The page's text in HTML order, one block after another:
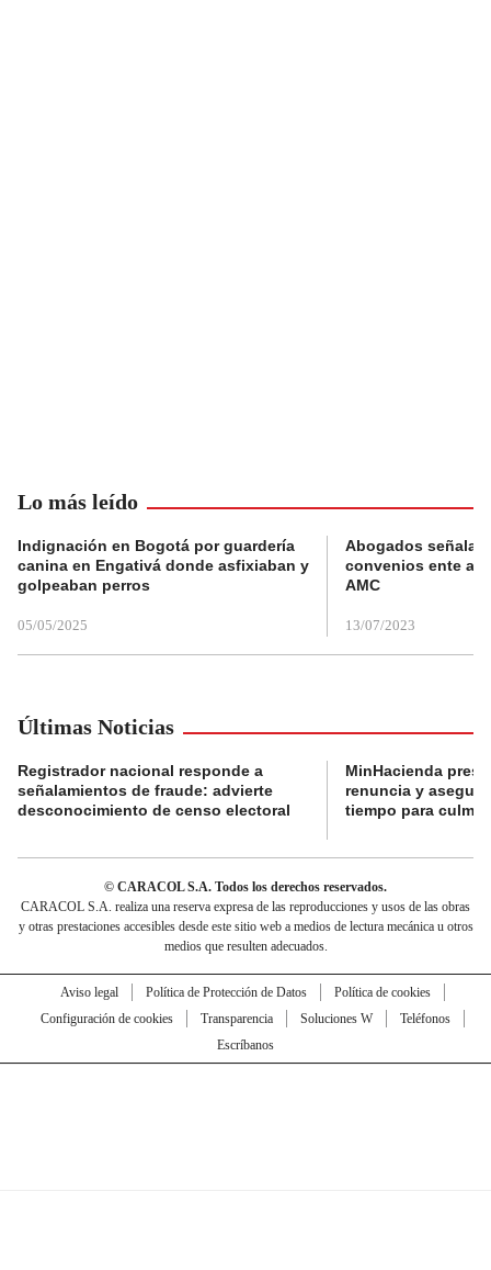
Lo más leído
Indignación en Bogotá por guardería
canina en Engativá donde asfixiaban y
golpeaban perros
05/05/2025
Abogados
convenios ente
AMC
13/07/2023
Últimas Noticias
Registrador nacional responde a
señalamientos de fraude: advierte
desconocimiento de censo electoral
MinHacienda
renuncia y
tiempo para
© CARACOL S.A. Todos los derechos reservados.
CARACOL S.A. realiza una reserva expresa de las reproducciones y usos de las obras
y otras prestaciones accesibles desde este sitio web a medios de lectura mecánica u otros
medios que resulten adecuados.
Aviso legal Política de Protección de Datos
Política de cookies
Configuración de cookies
Transparencia Soluciones W
Teléfonos
Escríbanos